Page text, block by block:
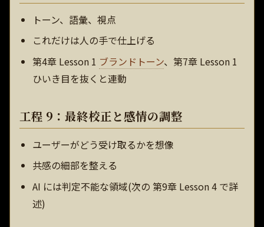
トーン、語彙、視点
これだけは人の手で仕上げる
第4章 Lesson 1 ブランドトーン、第7章 Lesson 1
ひいき目を抜くと連動
工程 9：最終校正と感情の調整
ユーザーがどう受け取るかを想像
共感の細部を整える
AI には判定不能な領域(次の 第9章 Lesson 4 で詳
述)